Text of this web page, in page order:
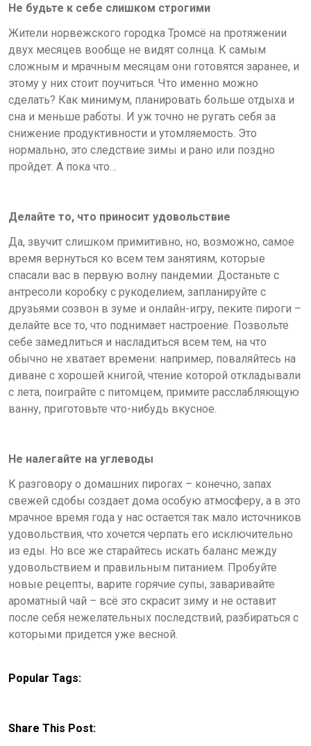
Не будьте к себе слишком строгими
Жители норвежского городка Тромсё на протяжении
двух месяцев вообще не видят солнца. К самым
сложным и мрачным месяцам они готовятся заранее, и
этому у них стоит поучиться. Что именно можно
сделать? Как минимум, планировать больше отдыха и
сна и меньше работы. И уж точно не ругать себя за
снижение продуктивности и утомляемость. Это
нормально, это следствие зимы и рано или поздно
пройдет. А пока что…
Делайте то, что приносит удовольствие
Да, звучит слишком примитивно, но, возможно, самое
время вернуться ко всем тем занятиям, которые
спасали вас в первую волну пандемии. Достаньте с
антресоли коробку с рукоделием, запланируйте с
друзьями созвон в зуме и онлайн-игру, пеките пироги –
делайте все то, что поднимает настроение. Позвольте
себе замедлиться и насладиться всем тем, на что
обычно не хватает времени: например, поваляйтесь на
диване с хорошей книгой, чтение которой откладывали
с лета, поиграйте с питомцем, примите расслабляющую
ванну, приготовьте что-нибудь вкусное.
Не налегайте на углеводы
К разговору о домашних пирогах – конечно, запах
свежей сдобы создает дома особую атмосферу, а в это
мрачное время года у нас остается так мало источников
удовольствия, что хочется черпать его исключительно
из еды. Но все же старайтесь искать баланс между
удовольствием и правильным питанием. Пробуйте
новые рецепты, варите горячие супы, заваривайте
ароматный чай – всё это скрасит зиму и не оставит
после себя нежелательных последствий, разбираться с
которыми придется уже весной.
Popular Tags:
Share This Post: